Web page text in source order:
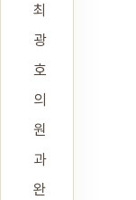
최
광
호
의
원
과
완